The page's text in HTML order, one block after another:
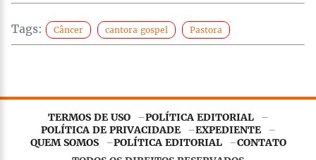
Tags: Câncer cantora gospel Pastora
TERMOS DE USO
POLÍTICA EDITORIAL
POLÍTICA DE PRIVACIDADE
EXPEDIENTE
QUEM SOMOS
POLÍTICA EDITORIAL
CONTATO
Este site utilizacookies essenciaispara garantir o